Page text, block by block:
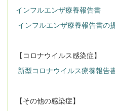
インフルエンザ療養報告書
インフルエンザ療養報告書の
【コロナウイルス感染症】
新型コロナウイルス療養報告
【その他の感染症】